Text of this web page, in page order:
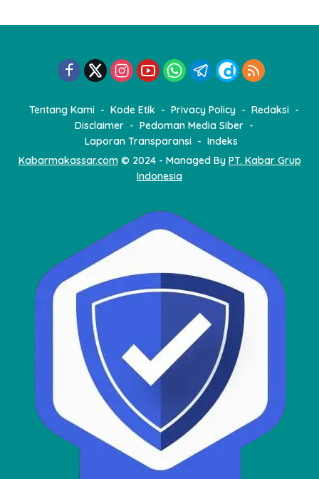
Tentang Kami Kode Etik Privacy Policy
Redaksi
Disclaimer
Pedoman Media Siber
Laporan Transparansi
Indeks
Kabarmakassar.com© 2024 - Managed By PT. Kabar Grup
Indonesia